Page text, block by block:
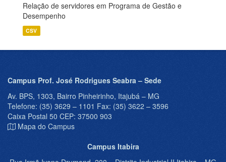
Relação de servidores em Programa de Gestão e
Desempenho
CSV
Campus Prof. José Rodrigues Seabra – Sede
Av. BPS, 1303, Bairro Pinheirinho, Itajubá – MG
Telefone: (35) 3629 – 1101 Fax: (35) 3622 – 3596
Caixa Postal 50 CEP: 37500 903
Mapa do Campus
Campus Itabira